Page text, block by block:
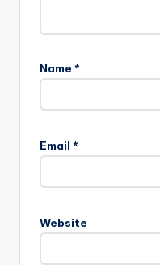
Name *
Email *
Website